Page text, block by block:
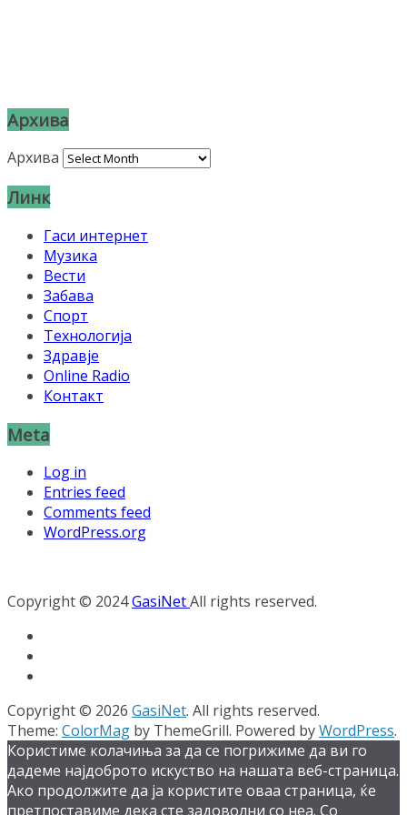
Архива
Архива
Линк
Гаси интернет
Музика
Вести
Забава
Спорт
Технологија
Здравје
Online Radio
Контакт
Meta
Log in
Entries feed
Comments feed
WordPress.org
Copyright © 2024GasiNetAll rights reserved.
Copyright © 2026 GasiNet. All rights reserved.
Theme: ColorMag by ThemeGrill. Powered byWordPress.
Користиме колачиња за да се погрижиме да ви го
дадеме најдоброто искуство на нашата веб-страница.
Ако продолжите да ја користите оваа страница, ќе
претпоставиме дека сте задоволни со неа. Со